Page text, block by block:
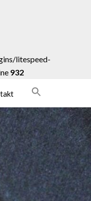
litespeed-
932